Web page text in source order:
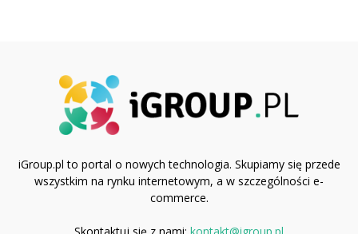
iGroup.pl to portal o nowych technologia. Skupiamy się przede
wszystkim na rynku internetowym, a w szczególności e-
commerce.